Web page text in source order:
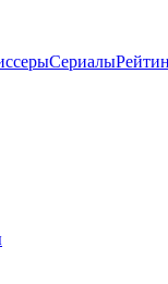
Сериалы